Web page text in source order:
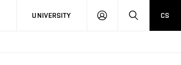
UNIVERSITY
LOG
SEARCHCS